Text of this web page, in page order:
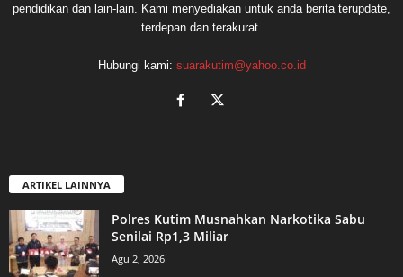
pendidikan dan lain-lain. Kami menyediakan untuk anda berita terupdate,
terdepan dan terakurat.
Hubungi kami: suarakutim@yahoo.co.id
ARTIKEL LAINNYA
Polres Kutim Musnahkan Narkotika Sabu
Senilai Rp1,3 Miliar
Agu 2, 2026